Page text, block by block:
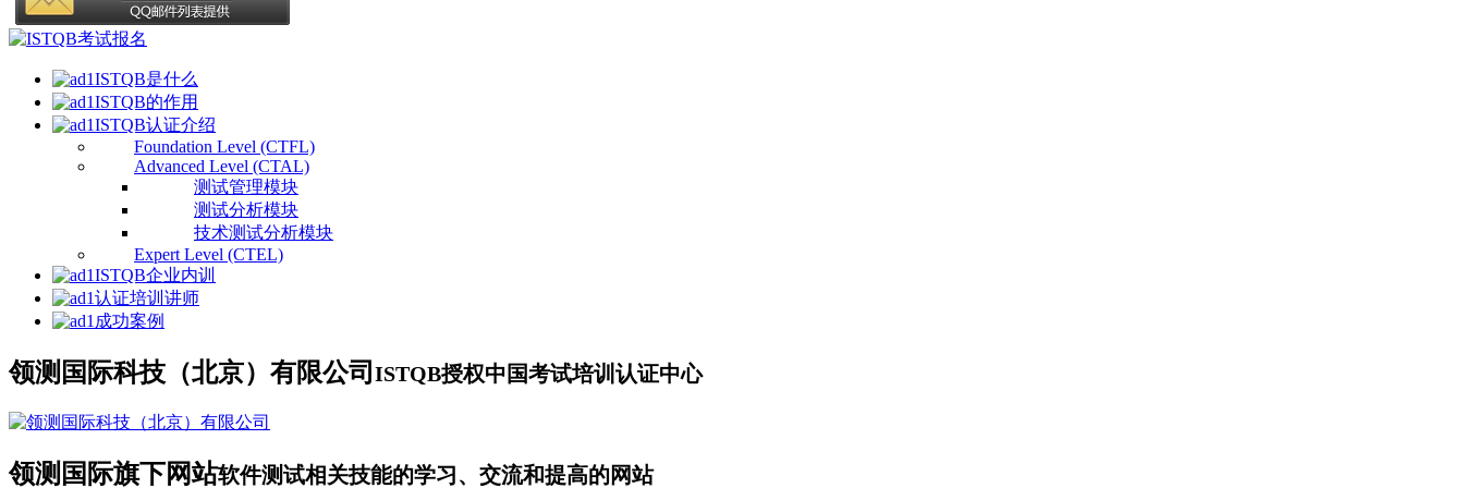
ISTQB是什么
ISTQB的作用
ISTQB认证介绍
Foundation Level (CTFL)
Advanced Level (CTAL)
测试管理模块
测试分析模块
技术测试分析模块
Expert Level (CTEL)
ISTQB企业内训
认证培训讲师
成功案例
领测国际科技（北京）有限公司 ISTQB授权中国考试培训认证中心
领测国际旗下网站软件测试相关技能的学习、交流和提高的网站